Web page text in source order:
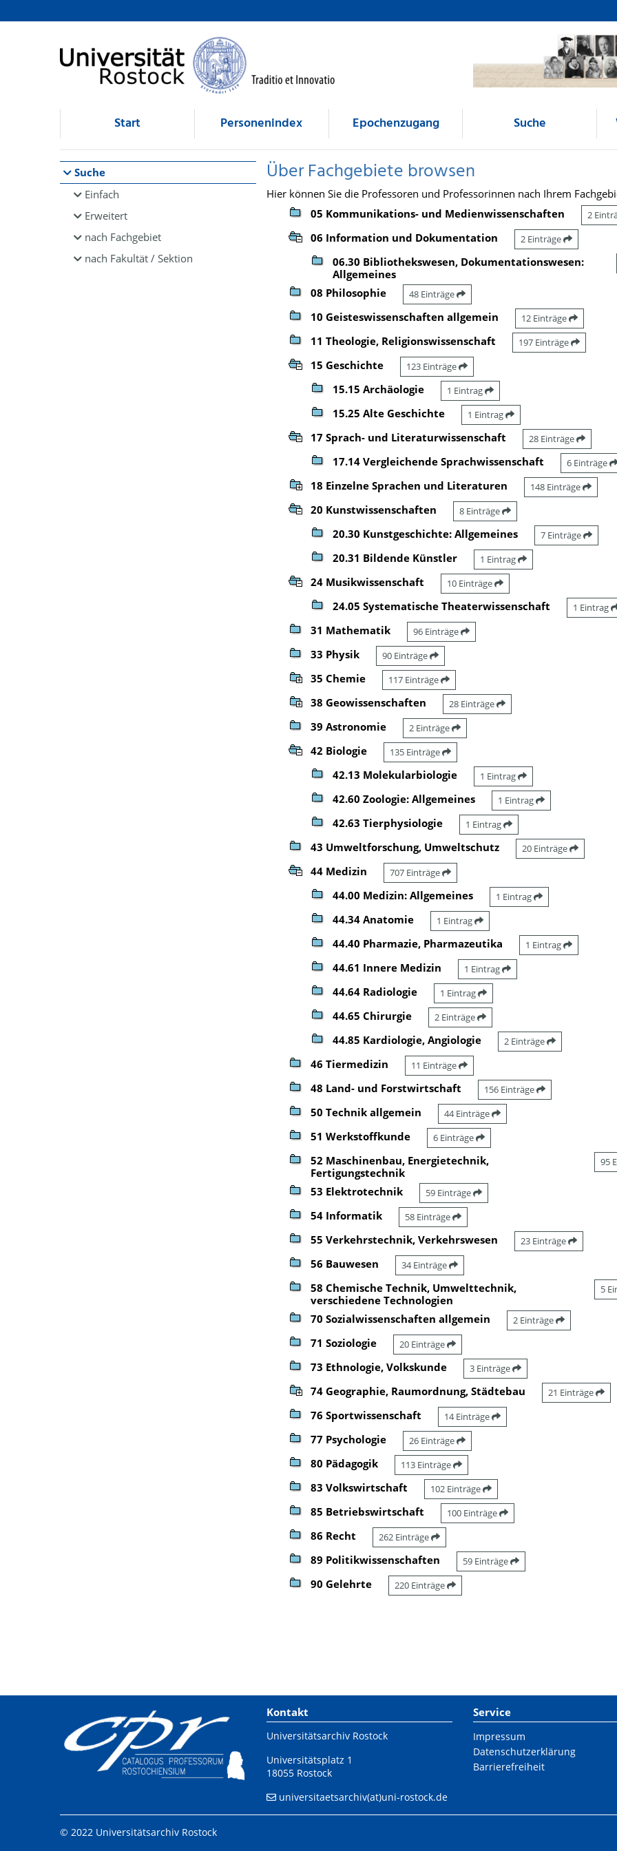
Browsen
direkt zum Inhalt
Start Personenindex Epochenzugang Suche
Suche
Einfach
Erweitert
nach Fachgebiet
nach Fakultät / Sektion
Über Fachgebiete browsen
Hier können Sie die Professoren und Professorinnen nach Ihrem
05 Kommunikations- und Medienwissenschaften
2
06 Information und Dokumentation 2 Einträge
06.30 Bibliothekswesen, Dokumentationswesen:
Allgemeines
08 Philosophie 48 Einträge
10 Geisteswissenschaften allgemein 12 Einträge
11 Theologie, Religionswissenschaft 197 Einträge
15 Geschichte 123 Einträge
15.15 Archäologie 1 Eintrag
15.25 Alte Geschichte 1 Eintrag
17 Sprach- und Literaturwissenschaft 28 Einträge
17.14 Vergleichende Sprachwissenschaft 6 Einträge
18 Einzelne Sprachen und Literaturen 148 Einträge
20 Kunstwissenschaften 8 Einträge
20.30 Kunstgeschichte: Allgemeines 7 Einträge
20.31 Bildende Künstler 1 Eintrag
24 Musikwissenschaft 10 Einträge
24.05 Systematische Theaterwissenschaft 1 Eintrag
31 Mathematik 96 Einträge
33 Physik 90 Einträge
35 Chemie 117 Einträge
38 Geowissenschaften 28 Einträge
39 Astronomie 2 Einträge
42 Biologie 135 Einträge
42.13 Molekularbiologie 1 Eintrag
42.60 Zoologie: Allgemeines 1 Eintrag
42.63 Tierphysiologie 1 Eintrag
43 Umweltforschung, Umweltschutz 20 Einträge
44 Medizin 707 Einträge
44.00 Medizin: Allgemeines 1 Eintrag
44.34 Anatomie 1 Eintrag
44.40 Pharmazie, Pharmazeutika 1 Eintrag
44.61 Innere Medizin 1 Eintrag
44.64 Radiologie 1 Eintrag
44.65 Chirurgie 2 Einträge
44.85 Kardiologie, Angiologie 2 Einträge
46 Tiermedizin 11 Einträge
48 Land- und Forstwirtschaft 156 Einträge
50 Technik allgemein 44 Einträge
51 Werkstoffkunde 6 Einträge
52 Maschinenbau, Energietechnik,
Fertigungstechnik
95
53 Elektrotechnik 59 Einträge
54 Informatik 58 Einträge
55 Verkehrstechnik, Verkehrswesen 23 Einträge
56 Bauwesen 34 Einträge
58 Chemische Technik, Umwelttechnik,
verschiedene Technologien
5
70 Sozialwissenschaften allgemein 2 Einträge
71 Soziologie 20 Einträge
73 Ethnologie, Volkskunde 3 Einträge
74 Geographie, Raumordnung, Städtebau 21 Einträge
76 Sportwissenschaft 14 Einträge
77 Psychologie 26 Einträge
80 Pädagogik 113 Einträge
83 Volkswirtschaft 102 Einträge
85 Betriebswirtschaft 100 Einträge
86 Recht 262 Einträge
89 Politikwissenschaften 59 Einträge
90 Gelehrte 220 Einträge
Kontakt
Universitätsarchiv Rostock
Universitätsplatz 1
18055 Rostock
universitaetsarchiv(at)uni-rostock.de
Service
Impressum
Datenschutzerklärung
Barrierefreiheit
© 2022 Universitätsarchiv Rostock